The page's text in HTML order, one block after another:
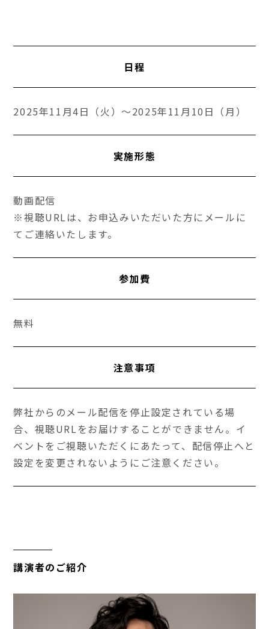
日程
2025年11月4日（火）～2025年11月10日（月）
実施形態
動画配信
※視聴URLは、お申込みいただいた方にメールに
てご連絡いたします。
参加費
無料
注意事項
弊社からのメール配信を停止設定されている場
合、視聴URLをお届けすることができません。イ
ベントをご視聴いただくにあたって、配信停止へと
設定を変更されないようにご注意ください。
講演者のご紹介